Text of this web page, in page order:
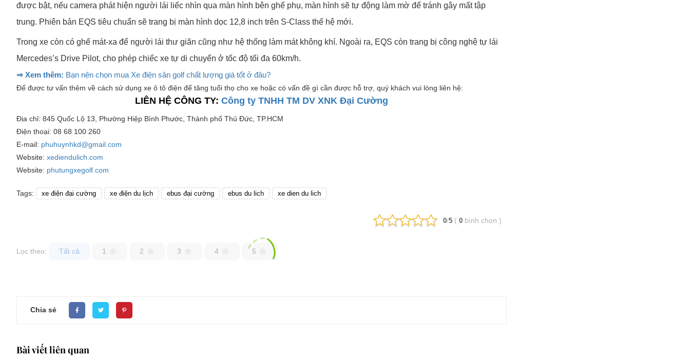
được bật, nếu camera phát hiện người lái liếc nhìn qua màn hình bên ghế phụ, màn hình sẽ tự động làm mờ để tránh gây mất tập
trung. Phiên bản EQS tiêu chuẩn sẽ trang bị màn hình dọc 12,8 inch trên S-Class thế hệ mới.
Trong xe còn có ghế mát-xa để người lái thư giãn cũng như hệ thống làm mát không khí. Ngoài ra, EQS còn trang bị công nghệ tự lái
Mercedes’s Drive Pilot, cho phép chiếc xe tự di chuyển ở tốc độ tối đa 60km/h.
⇒ Xem thêm: Bạn nên chọn mua Xe điện sân golf chất lượng giá tốt ở đâu?
Để được tư vấn thêm về cách sử dụng xe ô tô điện để tăng tuổi thọ cho xe hoặc có vấn đề gì cần được hỗ trợ, quý khách vui lòng liên hệ:
LIÊN HỆ CÔNG TY: Công ty TNHH TM DV XNK Đại Cường
Địa chỉ: 845 Quốc Lộ 13, Phường Hiệp Bình Phước, Thành phố Thủ Đức, TP.HCM
Điện thoại: 08 68 100 260
E-mail: phuhuynhkd@gmail.com
Website: xediendulich.com
Website: phutungxegolf.com
Tags: xe điện đại cường xe điện du lịch ebus đại cường ebus du lich xe dien du lich
0/5 ( 0 bình chọn )
Lọc theo: Tất cả 1 2 3 4 5
Chia sẻ
Bài viết liên quan